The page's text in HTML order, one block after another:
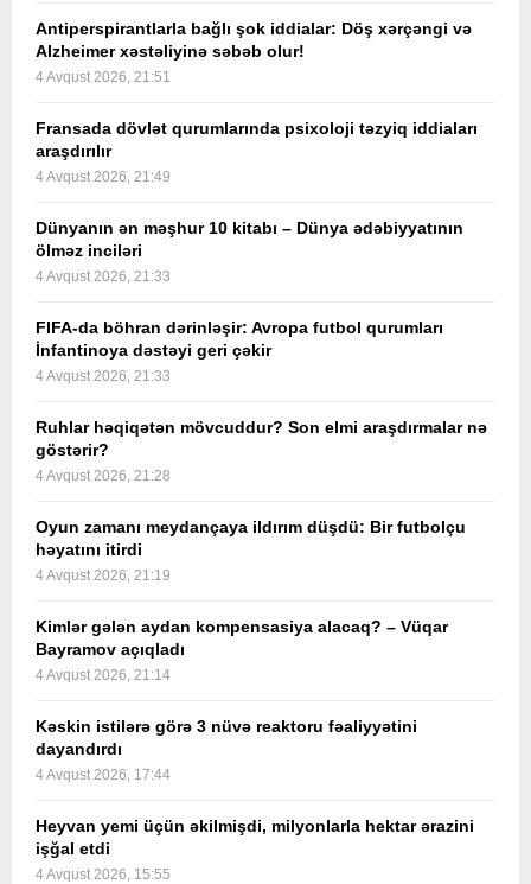
Antiperspirantlarla bağlı şok iddialar: Döş xərçəngi və
Alzheimer xəstəliyinə səbəb olur!
4 Avqust 2026, 21:51
Fransada dövlət qurumlarında psixoloji təzyiq iddiaları
araşdırılır
4 Avqust 2026, 21:49
Dünyanın ən məşhur 10 kitabı – Dünya ədəbiyyatının
ölməz inciləri
4 Avqust 2026, 21:33
FIFA-da böhran dərinləşir: Avropa futbol qurumları
İnfantinoya dəstəyi geri çəkir
4 Avqust 2026, 21:33
Ruhlar həqiqətən mövcuddur? Son elmi araşdırmalar nə
göstərir?
4 Avqust 2026, 21:28
Oyun zamanı meydançaya ildırım düşdü: Bir futbolçu
həyatını itirdi
4 Avqust 2026, 21:19
Kimlər gələn aydan kompensasiya alacaq? – Vüqar
Bayramov açıqladı
4 Avqust 2026, 21:14
Kəskin istilərə görə 3 nüvə reaktoru fəaliyyətini
dayandırdı
4 Avqust 2026, 17:44
Heyvan yemi üçün əkilmişdi, milyonlarla hektar ərazini
işğal etdi
4 Avqust 2026, 15:55